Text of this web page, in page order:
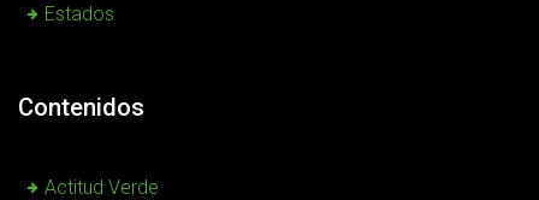
Estados
Contenidos
Actitud Verde